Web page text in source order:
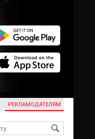
РЕКЛАМОДАТЕЛЯМ
KG